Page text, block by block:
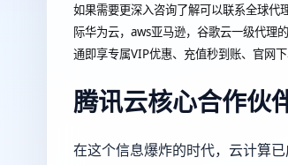
如果需要更深入咨询了解可以联系全球代
际华为云，aws亚马逊，谷歌云一级代理
通即享专属VIP优惠、充值秒到账、官网下
腾讯云核心合作
在这个信息爆炸的时代，云计算